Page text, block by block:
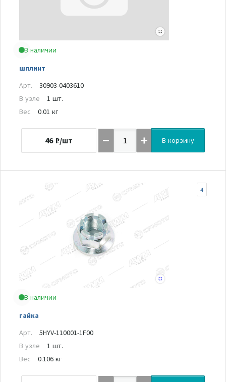
В наличии
шплинт
Арт.
30903-0403610
В узле
1 шт.
Вес
0.01 кг
46 ₽/шт В корзину
В наличии
гайка
4
Арт.
5HYV-110001-1F00
В узле
1 шт.
Вес
0.106 кг